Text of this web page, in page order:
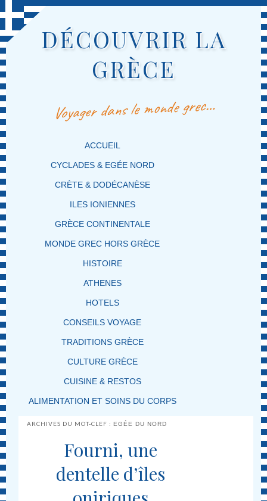
DÉCOUVRIR LA
GRÈCE
Voyager dans le monde grec…
MENU PRINCIPAL
MASQUER LA NAVIGATION PRINCIPALE
MASQUER LA NAVIGATION SECONDAIRE
ACCUEIL
CYCLADES & EGÉE NORD
CRÈTE & DODÉCANÈSE
ILES IONIENNES
GRÈCE CONTINENTALE
MONDE GREC HORS GRÈCE
HISTOIRE
ATHENES
HOTELS
CONSEILS VOYAGE
TRADITIONS GRÈCE
CULTURE GRÈCE
CUISINE & RESTOS
ALIMENTATION ET SOINS DU CORPS
ARCHIVES DU MOT-CLEF :EGÉE DU NORD
Fourni, une
dentelle d’îles